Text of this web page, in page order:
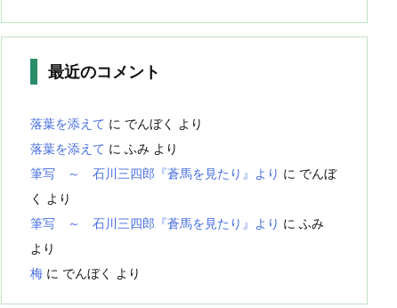
最近のコメント
落葉を添えて に でんぼく
より
落葉を添えて に ふみ より
筆写 ～ 石川三四郎『蒼馬を見たり』より に でんぼ
く
より
筆写 ～ 石川三四郎『蒼馬を見たり』より に ふみ
より
梅 に でんぼく より